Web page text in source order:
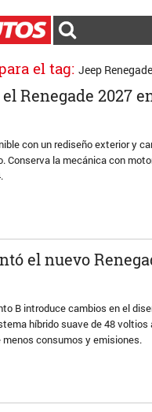
el tag: Jeep
Renegade 2027
con un rediseño exterior y
Conserva la mecánica con
el nuevo
B introduce cambios en el
híbrido suave de 48
menos consumos y emisiones.